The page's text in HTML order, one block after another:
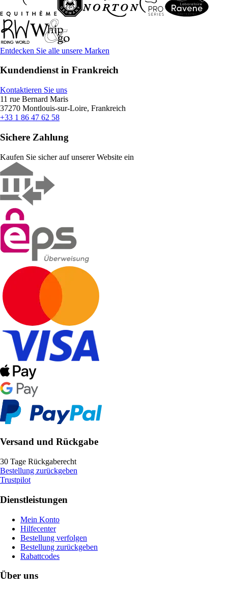
Entdecken Sie alle unsere Marken
Kundendienst in Frankreich
Kontaktieren Sie uns
11 rue Bernard Maris
37270 Montlouis-sur-Loire, Frankreich
+33 1 86 47 62 58
Sichere Zahlung
Kaufen Sie sicher auf unserer Website ein
Versand und Rückgabe
30 Tage Rückgaberecht
Bestellung zurückgeben
Trustpilot
Dienstleistungen
Mein Konto
Hilfecenter
Bestellung verfolgen
Bestellung zurückgeben
Rabattcodes
Über uns